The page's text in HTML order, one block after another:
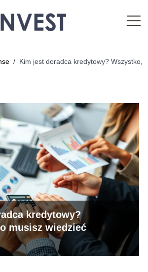
/ Kim jest doradca kredytowy? Wszystko,
kredytowy?
musisz wiedzieć